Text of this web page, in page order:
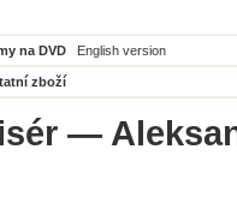
na DVD English version
zboží
—